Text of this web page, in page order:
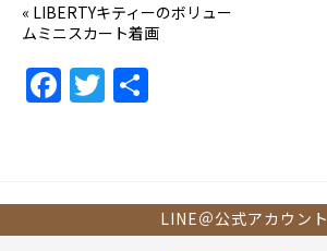
« LIBERTYキティーのボリュー
ムミニスカート着画
F
a
b
T
w
LINE＠公式アカウント